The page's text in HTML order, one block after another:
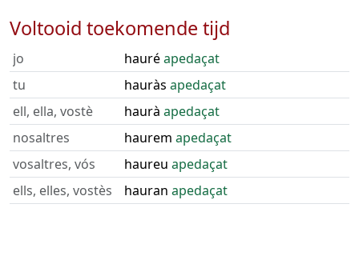
Voltooid toekomende tijd
jo hauréapedaçat
tu
hauràs apedaçat
ell, ella, vostè
haurà apedaçat
nosaltres
haurem apedaçat
vosaltres, vós
haureu apedaçat
ells, elles, vostès
hauran apedaçat